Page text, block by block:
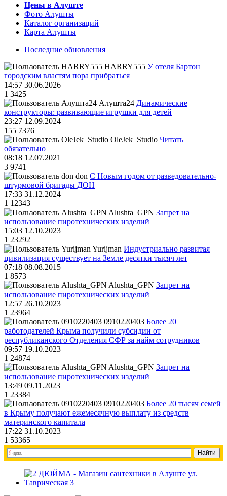
Цены в Алуште
Фото Алушты
Каталог организаций
Карта Алушты
Последние обновления
HARRY555 У отеля Бартон
городским властям пора прибраться
14:57 30.06.2026
1 3425
Алушта24 Динамические
конструкторы: развивающие игрушки для детей
23:27 12.09.2024
155 7376
OleJek_Studio Читать
обязательно
08:18 12.07.2021
3 9741
don С Новым годом от разведовательно-
штурмовой бригады ДОН
17:33 31.12.2024
1 12343
Alushta_GPN Запрет на
использование пиротехнических изделий
15:03 12.10.2023
1 23292
Yurijman Индустриально развитая
цивилизация существует на Земле десятки тысяч лет
07:18 08.08.2015
1 8573
Alushta_GPN Запрет на
использование пиротехнических изделий
12:57 26.10.2023
1 23964
0910220403 Более 20
работодателей Крыма получили субсидии от
республиканского Отделения СФР за найм сотрудников
09:57 19.10.2023
1 24874
Alushta_GPN Запрет на
использование пиротехнических изделий
13:49 09.11.2023
1 23384
0910220403 Более 20 тысяч семей
в Крыму получают ежемесячную выплату из средств
материнского капитала
17:22 31.10.2023
1 53365